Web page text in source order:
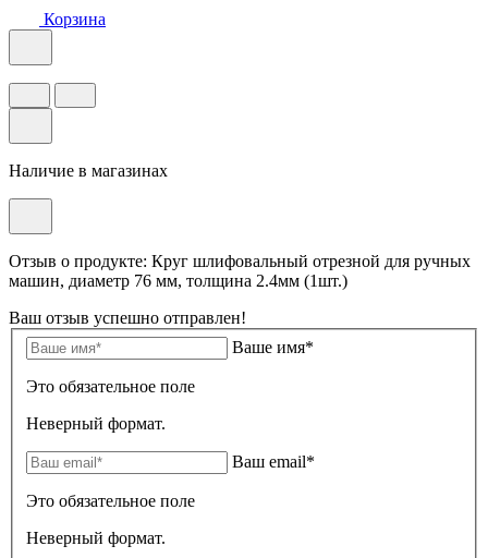
Корзина
Наличие в магазинах
Отзыв о продукте: Круг шлифовальный отрезной для ручных
машин, диаметр 76 мм, толщина 2.4мм (1шт.)
Ваш отзыв успешно отправлен!
Ваше имя*
Это обязательное поле
Неверный формат.
Ваш email*
Это обязательное поле
Неверный формат.